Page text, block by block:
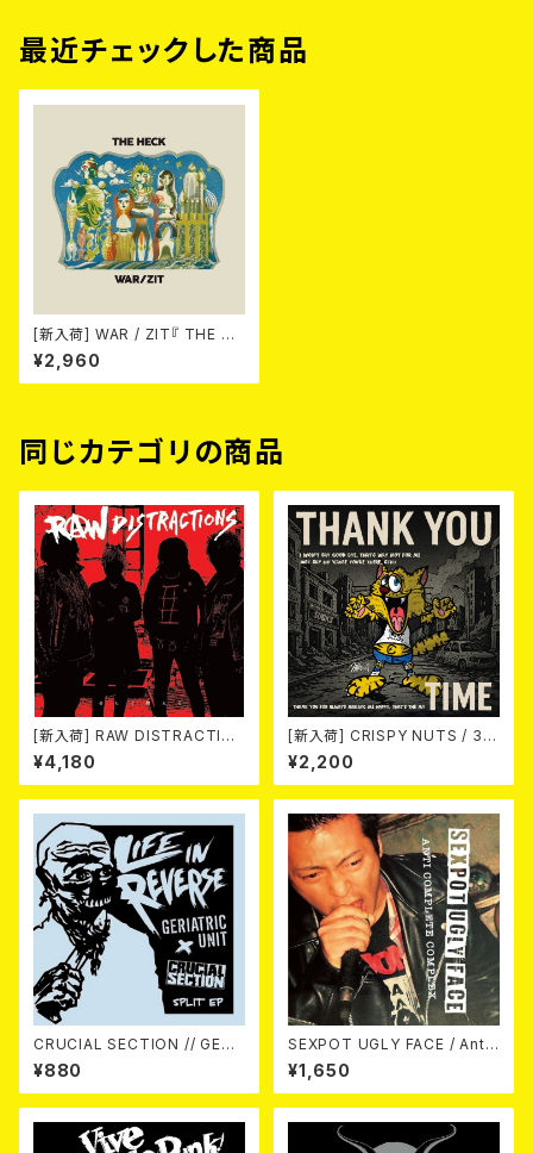
最近チェックした商品
[新入荷] WAR / ZIT『 THE HE
CK( 12") 』
¥2,960
同じカテゴリの商品
[新入荷] RAW DISTRACTIO
NS / 奇しく燃える (LP)
¥4,180
[新入荷] CRISPY NUTS / 30t
h Anniversary Vol.1 (7"EP)
¥2,200
CRUCIAL SECTION // GERI
ATRIC UNIT / Life In Rever
¥880
SEXPOT UGLY FACE / Anti
¥1,650